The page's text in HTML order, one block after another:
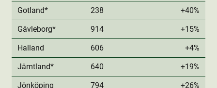
Gotland* 238 +40%
Gävleborg* 914 +15%
Halland 606 +4%
Jämtland* 640 +19%
Jönköping 794 +26%